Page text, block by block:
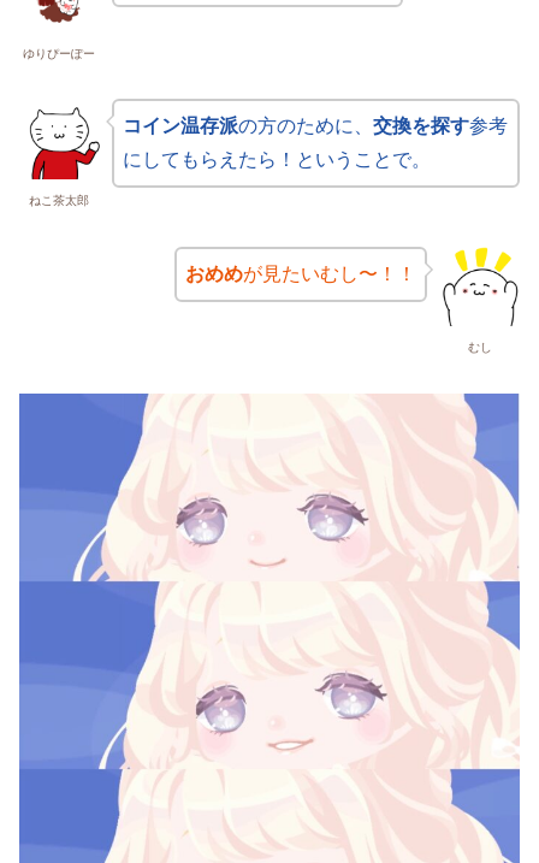
ゆりぴーぽー
ねこ茶太郎
コイン温存派の方のために、 交換を探す参考
にしてもらえたら！ということで。
むし
おめめが見たいむし〜！！